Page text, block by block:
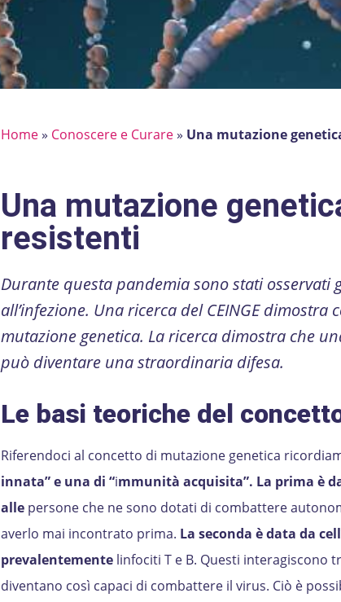
Home» Conoscere e Curare» Una mutazione
Una mutazione
resistenti
Durante questa pandemia sono stati
all’infezione. Una ricerca del CEINGE
mutazione genetica. La ricerca dimostra che
può diventare una straordinaria difesa.
Le basi teoriche del
Riferendoci al concetto di mutazione genetica
innata” e una di “immunità acquisita”. La prima è
alle persone che ne sono dotati di combattere
averlo mai incontrato prima. La seconda è data da
prevalentementelinfociti T e B. Questi interagiscono
diventano così capaci di combattere il virus. Ciò è